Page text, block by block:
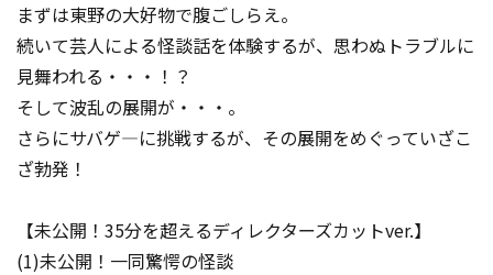
まずは東野の大好物で腹ごしらえ。
続いて芸人による怪談話を体験するが、思わぬトラブルに
見舞われる・・・！？
そして波乱の展開が・・・。
さらにサバゲ―に挑戦するが、その展開をめぐっていざこ
ざ勃発！
【未公開！35分を超えるディレクターズカットver.】
(1)未公開！一同驚愕の怪談